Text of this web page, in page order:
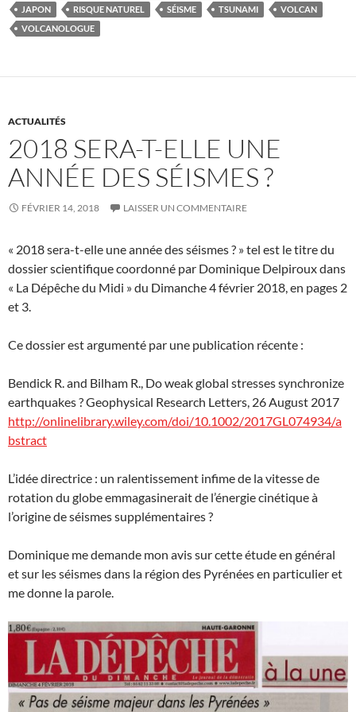
JAPON
RISQUE NATUREL SÉISME TSUNAMI
VOLCAN
VOLCANOLOGUE
ACTUALITÉS
2018 SERA-T-ELLE UNE
ANNÉE DES SÉISMES ?
FÉVRIER 14, 2018 LAISSER UN COMMENTAIRE
« 2018 sera-t-elle une année des séismes ? » tel est le titre du
dossier scientifique coordonné par Dominique Delpiroux dans
« La Dépêche du Midi » du Dimanche 4 février 2018, en pages 2
et 3.
Ce dossier est argumenté par une publication récente :
Bendick R. and Bilham R., Do weak global stresses synchronize
earthquakes ? Geophysical Research Letters, 26 August 2017
http://onlinelibrary.wiley.com/doi/10.1002/2017GL074934/a
bstract
L’idée directrice : un ralentissement infime de la vitesse de
rotation du globe emmagasinerait de l’énergie cinétique à
l’origine de séismes supplémentaires ?
Dominique me demande mon avis sur cette étude en général
et sur les séismes dans la région des Pyrénées en particulier et
me donne la parole.